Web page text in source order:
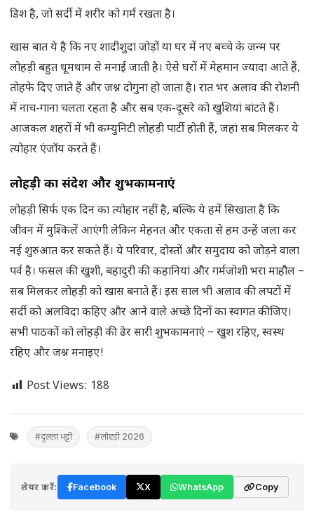
डिश है, जो सर्दी में शरीर को गर्म रखता है।
खास बात ये है कि नए शादीशुदा जोड़ों या घर में नए बच्चे के जन्म पर
लोहड़ी बहुत धूमधाम से मनाई जाती है। ऐसे घरों में मेहमान ज्यादा आते हैं,
तोहफे दिए जाते हैं और जश्न दोगुना हो जाता है। रात भर अलाव की रोशनी
में नाच-गाना चलता रहता है और सब एक-दूसरे को खुशियां बांटते हैं।
आजकल शहरों में भी कम्युनिटी लोहड़ी पार्टी होती हैं, जहां सब मिलकर ये
त्योहार एंजॉय करते हैं।
लोहड़ी का संदेश और शुभकामनाएं
लोहड़ी सिर्फ एक दिन का त्योहार नहीं है, बल्कि ये हमें सिखाता है कि
जीवन में मुश्किलें आएंगी लेकिन मेहनत और एकता से हम उन्हें जला कर
नई शुरुआत कर सकते हैं। ये परिवार, दोस्तों और समुदाय को जोड़ने वाला
पर्व है। फसल की खुशी, बहादुरी की कहानियां और गर्मजोशी भरा माहौल –
सब मिलकर लोहड़ी को खास बनाते हैं। इस साल भी अलाव की लपटों में
सर्दी को अलविदा कहिए और आने वाले अच्छे दिनों का स्वागत कीजिए।
सभी पाठकों को लोहड़ी की ढेर सारी शुभकामनाएं – खुश रहिए, स्वस्थ
रहिए और जश्न मनाइए!
Post Views: 188
#दुल्ला भट्टी #लोहड़ी 2026
शेयर करें: Facebook X WhatsApp Copy